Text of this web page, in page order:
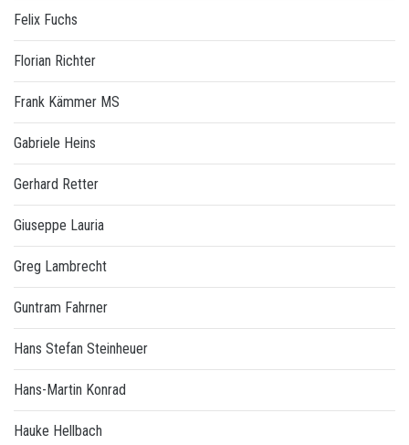
Felix Fuchs
Florian Richter
Frank Kämmer MS
Gabriele Heins
Gerhard Retter
Giuseppe Lauria
Greg Lambrecht
Guntram Fahrner
Hans Stefan Steinheuer
Hans-Martin Konrad
Hauke Hellbach